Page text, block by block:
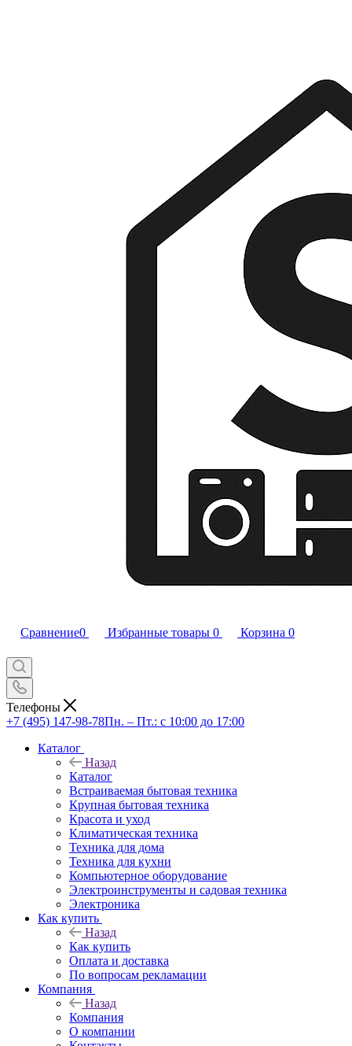
Сравнение0 Избранные товары 0 Корзина 0
Телефоны
+7 (495) 147-98-78Пн. – Пт.: с 10:00 до 17:00
Каталог
Назад
Каталог
Встраиваемая бытовая техника
Крупная бытовая техника
Красота и уход
Климатическая техника
Техника для дома
Техника для кухни
Компьютерное оборудование
Электроинструменты и садовая техника
Электроника
Как купить
Назад
Как купить
Оплата и доставка
По вопросам рекламации
Компания
Назад
Компания
О компании